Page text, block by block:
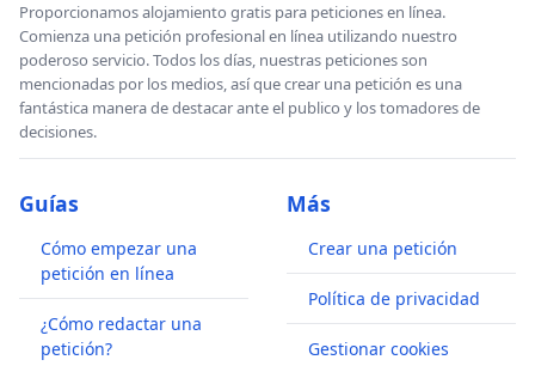
Proporcionamos alojamiento gratis para peticiones en línea.
Comienza una petición profesional en línea utilizando nuestro
poderoso servicio. Todos los días, nuestras peticiones son
mencionadas por los medios, así que crear una petición es una
fantástica manera de destacar ante el publico y los tomadores de
decisiones.
Guías
Cómo empezar una
petición en línea
¿Cómo redactar una
petición?
Más
Crear una petición
Política de privacidad
Gestionar cookies